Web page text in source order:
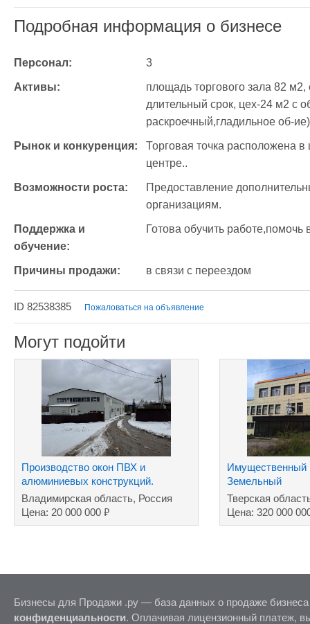
Подробная информация о бизнесе
Персонал: 3
Активы:
площадь торгового зала 82
длительный срок, цех-24 м2 с
раскроечный,гладильное об-ие)
Рынок и конкуренция:
Торговая точка расположена
центре..
Возможности роста:
Предоставление
организациям.
Поддержка и
обучение:
Готова обучить
Причины продажи: в связи с переездом
ID 82538385 Пожаловаться на объявление
Могут подойти
Производство окон ПВХ и
алюминиевых конструкций.
Владимирская область, Россия
Цена: 20 000 000 ₽
Имущественный
Земельный
завод
Тверская
Цена: 320 000
Бизнесы для Продажи .ру — база данных о продаже
конфиденциальности. Оплачивая лицензионный платеж,